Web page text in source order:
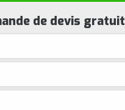
de devis gratuit